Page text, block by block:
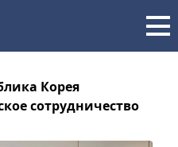
Корея
сотрудничество